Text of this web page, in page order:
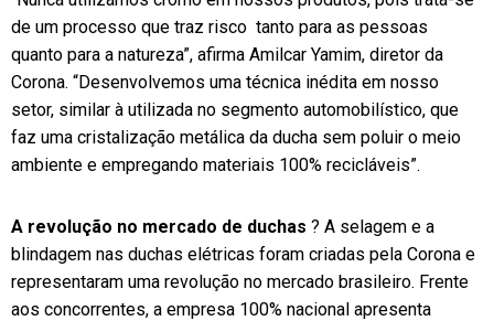
de um processo que traz risco tanto para as pessoas
quanto para a natureza”, afirma Amilcar Yamim, diretor da
Corona. “Desenvolvemos uma técnica inédita em nosso
setor, similar à utilizada no segmento automobilístico, que
faz uma cristalização metálica da ducha sem poluir o meio
ambiente e empregando materiais 100% recicláveis”.
A revolução no mercado de duchas ? A selagem e a
blindagem nas duchas elétricas foram criadas pela Corona e
representaram uma revolução no mercado brasileiro. Frente
aos concorrentes, a empresa 100% nacional apresenta